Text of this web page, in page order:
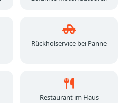
Rückholservice bei Panne
Restaurant im Haus